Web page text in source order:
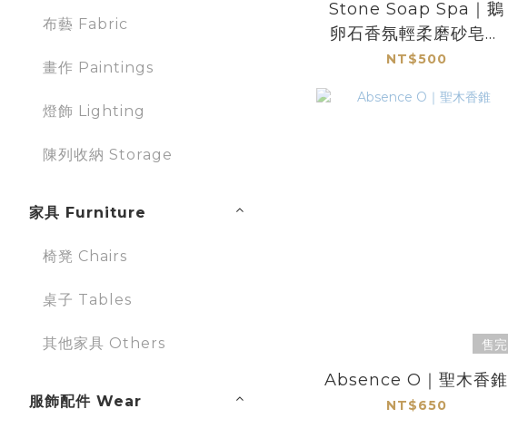
布藝 Fabric
畫作 Paintings
燈飾 Lighting
陳列收納 Storage
家具 Furniture
椅凳 Chairs
桌子 Tables
其他家具 Others
服飾配件 Wear
Stone Soap Spa｜鵝
卵石香氛輕柔磨砂皂｜
舊時晨調
NT$500
售完
Absence O｜聖木香錐
NT$650